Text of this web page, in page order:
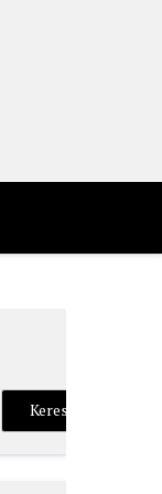
Keresés